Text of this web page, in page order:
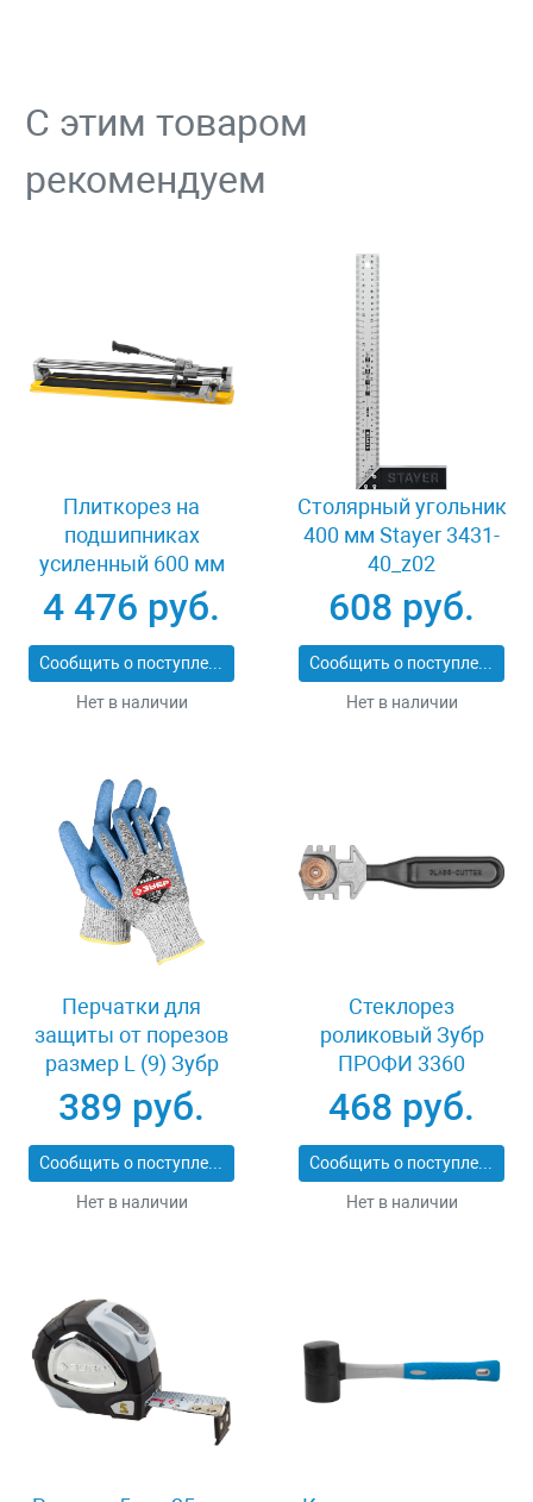
С этим товаром
рекомендуем
Плиткорез на
подшипниках
усиленный 600 мм
Stayer PROFI 3318-60
4 476 руб.
Сообщить о поступлении
Нет в наличии
Столярный угольник
400 мм Stayer 3431-
40_z02
608 руб.
Сообщить о поступлении
Нет в наличии
Перчатки для
защиты от порезов
размер L (9) Зубр
11277-L
389 руб.
Сообщить о поступлении
Нет в наличии
Стеклорез
роликовый Зубр
ПРОФИ 3360
468 руб.
Сообщить о поступлении
Нет в наличии